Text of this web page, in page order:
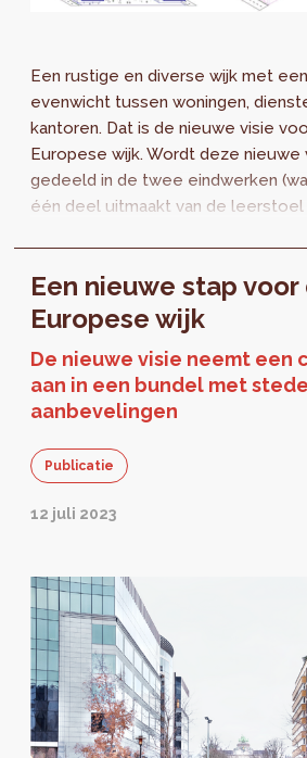
Een rustige en diverse wijk met
evenwicht tussen woningen,
kantoren. Dat is de nieuwe visie
Europese wijk. Wordt deze nieuwe
gedeeld in de twee eindwerken
één deel uitmaakt van de leerstoel
Een nieuwe stap voor
Europese wijk
De nieuwe visie neemt een
aan in een bundel met
aanbevelingen
Publicatie
12 juli 2023